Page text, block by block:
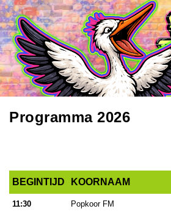
Skip
to
content
Programma 2026
BEGINTIJD KOORNAAM
BEGINTIJD
KOORNAAM
11:30 Popkoor FM